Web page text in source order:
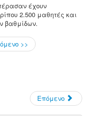
έχουν
2.500 μαθητές και
βαθμίδων.
>>
Επόμενο